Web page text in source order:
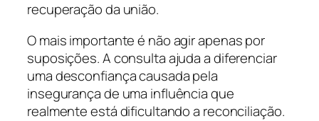
recuperação da união.
O mais importante é não agir apenas por
suposições. A consulta ajuda a diferenciar
uma desconfiança causada pela
insegurança de uma influência que
realmente está dificultando a reconciliação.